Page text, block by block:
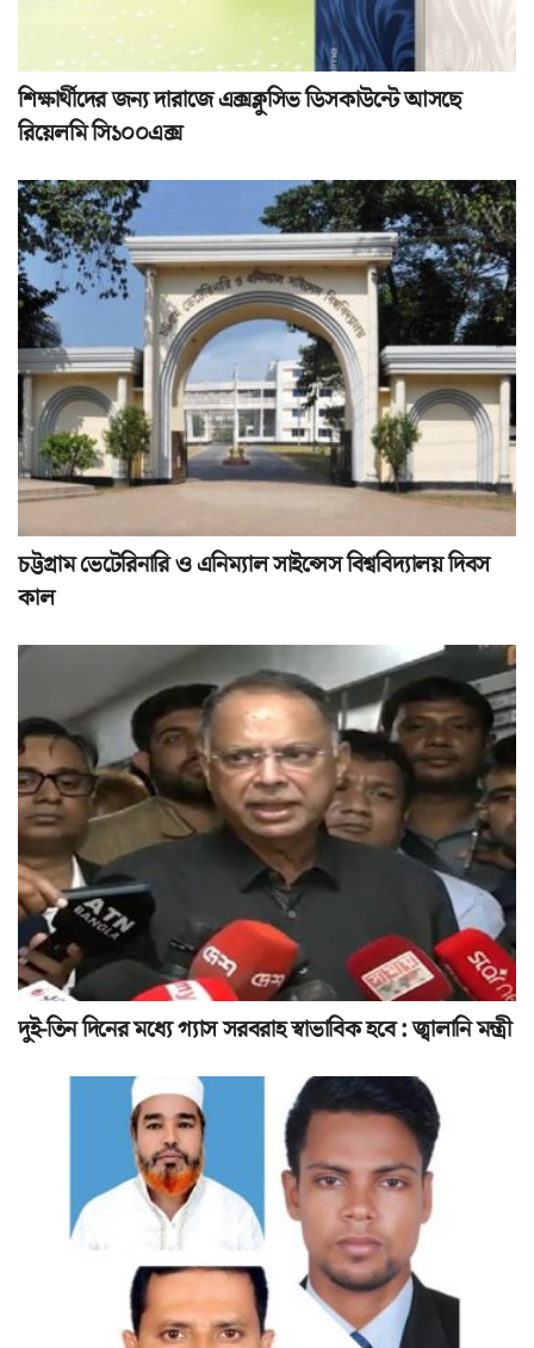
শিক্ষার্থীদের জন্য দারাজে এক্সক্লুসিভ ডিসকাউন্টে আসছে
রিয়েলমি সি১০০এক্স
চট্টগ্রাম ভেটেরিনারি ও এনিম্যাল সাইন্সেস বিশ্ববিদ্যালয় দিবস
কাল
দুই-তিন দিনের মধ্যে গ্যাস সরবরাহ স্বাভাবিক হবে : জ্বালানি মন্ত্রী